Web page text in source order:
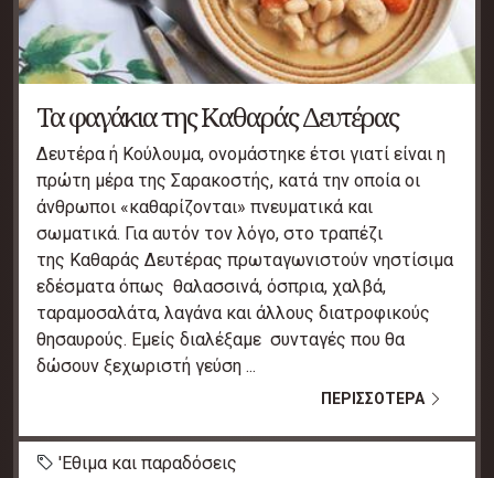
Τα φαγάκια της Καθαράς Δευτέρας
Δευτέρα ή Κούλουμα, ονομάστηκε έτσι γιατί είναι η
πρώτη μέρα της Σαρακοστής, κατά την οποία οι
άνθρωποι «καθαρίζονται» πνευματικά και
σωματικά. Για αυτόν τον λόγο, στο τραπέζι
της Καθαράς Δευτέρας πρωταγωνιστούν νηστίσιμα
εδέσματα όπως θαλασσινά, όσπρια, χαλβά,
ταραμοσαλάτα, λαγάνα και άλλους διατροφικούς
θησαυρούς. Εμείς διαλέξαμε συνταγές που θα
δώσουν ξεχωριστή γεύση ...
ΠΕΡΙΣΣΟΤΕΡΑ
'Εθιμα και παραδόσεις